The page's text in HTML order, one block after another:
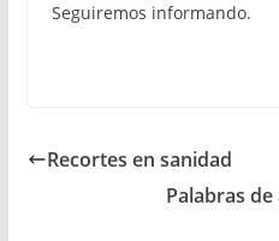
Seguiremos informando.
Recortes en sanidad
Palabras